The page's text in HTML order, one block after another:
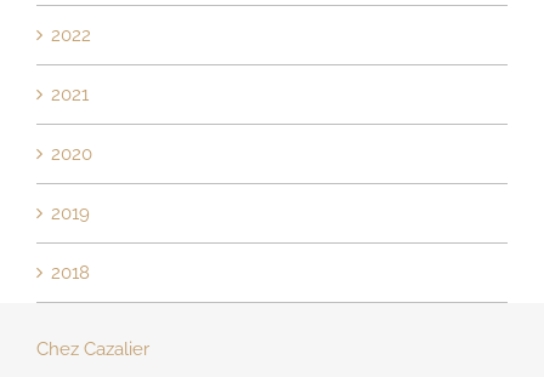
2022
2021
2020
2019
2018
Chez Cazalier